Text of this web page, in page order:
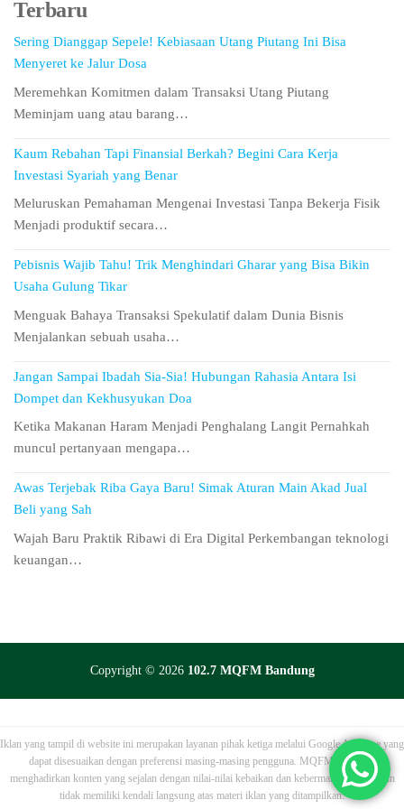
Terbaru
Sering Dianggap Sepele! Kebiasaan Utang Piutang Ini Bisa
Menyeret ke Jalur Dosa
Meremehkan Komitmen dalam Transaksi Utang Piutang
Meminjam uang atau barang…
Kaum Rebahan Tapi Finansial Berkah? Begini Cara Kerja
Investasi Syariah yang Benar
Meluruskan Pemahaman Mengenai Investasi Tanpa Bekerja Fisik
Menjadi produktif secara…
Pebisnis Wajib Tahu! Trik Menghindari Gharar yang Bisa Bikin
Usaha Gulung Tikar
Menguak Bahaya Transaksi Spekulatif dalam Dunia Bisnis
Menjalankan sebuah usaha…
Jangan Sampai Ibadah Sia-Sia! Hubungan Rahasia Antara Isi
Dompet dan Kekhusyukan Doa
Ketika Makanan Haram Menjadi Penghalang Langit Pernahkah
muncul pertanyaan mengapa…
Awas Terjebak Riba Gaya Baru! Simak Aturan Main Akad Jual
Beli yang Sah
Wajah Baru Praktik Ribawi di Era Digital Perkembangan teknologi
keuangan…
Copyright © 2026 102.7 MQFM Bandung
Iklan yang tampil di website ini merupakan layanan pihak ketiga melalui Google AdSense yang
dapat disesuaikan dengan preferensi masing-masing pengguna. MQFM berupaya
menghadirkan konten yang sejalan dengan nilai-nilai kebaikan dan kebermanfaatan, namun
tidak memiliki kendali langsung atas materi iklan yang ditampilkan.